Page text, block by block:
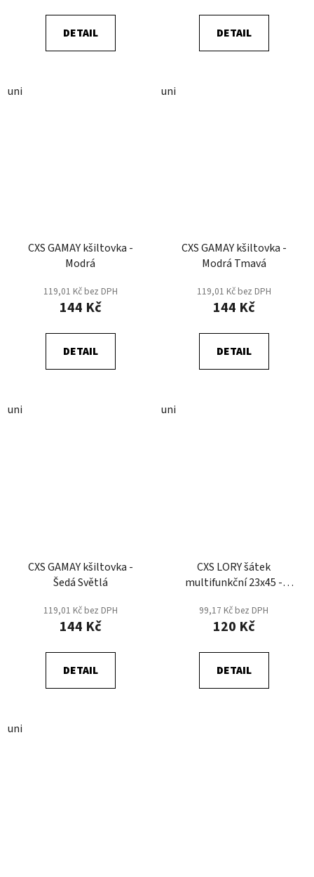
DETAIL
uni
DETAIL
uni
CXS GAMAY kšiltovka -
Modrá
119,01 Kč bez DPH
144 Kč
DETAIL
uni
CXS GAMAY kšiltovka -
Modrá Tmavá
119,01 Kč bez DPH
144 Kč
DETAIL
uni
CXS GAMAY kšiltovka -
Šedá Světlá
119,01 Kč bez DPH
144 Kč
DETAIL
uni
CXS LORY šátek
multifunkční 23x45 -
99,17 Kč bez DPH
120 Kč
DETAIL